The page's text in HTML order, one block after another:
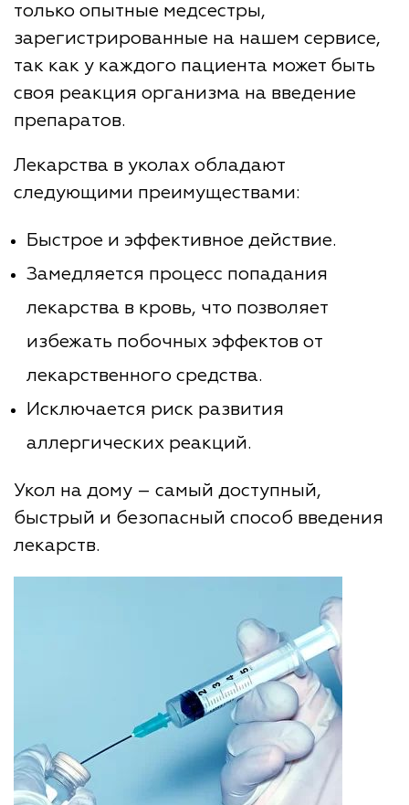
только опытные медсестры,
зарегистрированные на нашем сервисе,
так как у каждого пациента может быть
своя реакция организма на введение
препаратов.
Лекарства в уколах обладают
следующими преимуществами:
Быстрое и эффективное действие.
Замедляется процесс попадания
лекарства в кровь, что позволяет
избежать побочных эффектов от
лекарственного средства.
Исключается риск развития
аллергических реакций.
Укол на дому – самый доступный,
быстрый и безопасный способ введения
лекарств.